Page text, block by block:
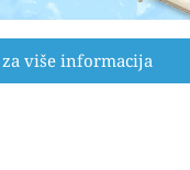
više informacija